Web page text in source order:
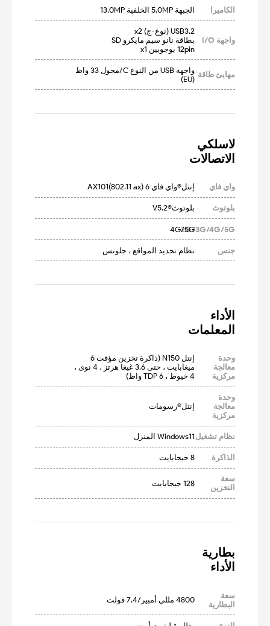
الكاميرا الجبهة 5.0MP الخلفية 13.0MP
واجهة I/O
USB3.2 (نوع-ج) x2
بطاقة نانو سيم مايكرو SD
12pin بوجوبين x1
مهايئ طاقة
واجهة USB من النوع C/محول 33 واط
(EU)
الاتصالات
واي فاي إنتل®واي فاي 6 AX101(802.11 ax)
بلوتوث بلوتوث®V5.2
2G/3G/4G/5G
4G/5G
جنس نظام تحديد المواقع ، جلونس
المعلمات
وحدة
معالجة
مركزية
إنتل N150 (ذاكرة تخزين مؤقت 6
ميغابايت ، حتى 3.6 غيغا هرتز ، 4 نوى ،
4 خيوط ، TDP 6 واط)
وحدة
معالجة
مركزية
إنتل®رسومات
نظام تشغيل Windows11 المنزل
الذاكرة 8 جيجابايت
سعة
التخزين
128 جيجابايت
الأداء
سعة
البطارية
4800 مللي أمبير/7.4 فولت